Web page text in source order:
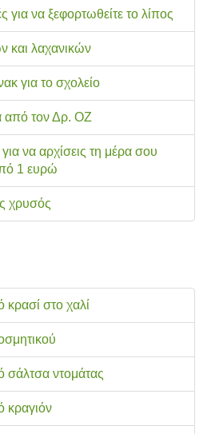
για να ξεφορτωθείτε το λίπος
και λαχανικών
για το σχολείo
από τον Δρ. ΟΖ
να αρχίσεις τη μέρα σου
1 ευρώ
χρυσός
κρασί στο χαλί
σάλτσα ντομάτας
κραγιόν